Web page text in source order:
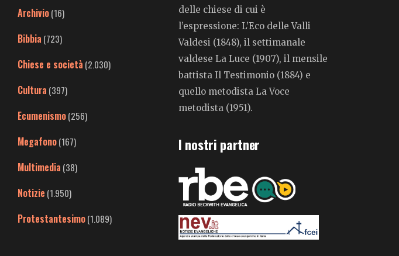
Archivio(16)
Bibbia (723)
Chiese e società (2.030)
Cultura (397)
Ecumenismo(256)
Megafono(167)
Multimedia (38)
Notizie (1.950)
Protestantesimo(1.089)
delle chiese di cui è
l’espressione: L’Eco delle Valli
Valdesi (1848), il settimanale
valdese La Luce (1907), il mensile
battista Il Testimonio (1884) e
quello metodista La Voce
metodista (1951).
I nostri partner